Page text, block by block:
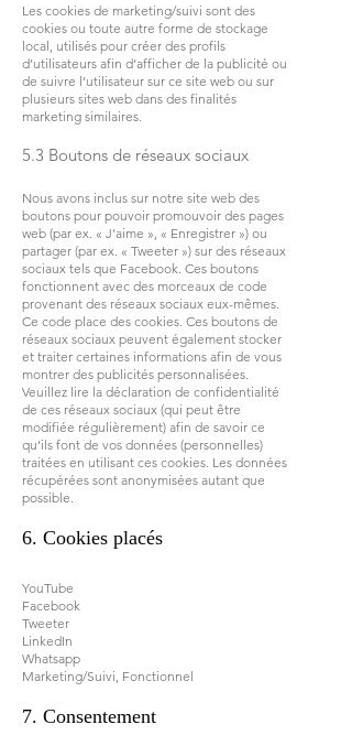
Les cookies de marketing/suivi sont des
cookies ou toute autre forme de stockage
local, utilisés pour créer des profils
d’utilisateurs afin d’afficher de la publicité ou
de suivre l’utilisateur sur ce site web ou sur
plusieurs sites web dans des finalités
marketing similaires.
5.3 Boutons de réseaux sociaux
Nous avons inclus sur notre site web des
boutons pour pouvoir promouvoir des pages
web (par ex. « J’aime », « Enregistrer ») ou
partager (par ex. « Tweeter ») sur des réseaux
sociaux tels que Facebook. Ces boutons
fonctionnent avec des morceaux de code
provenant des réseaux sociaux eux-mêmes.
Ce code place des cookies. Ces boutons de
réseaux sociaux peuvent également stocker
et traiter certaines informations afin de vous
montrer des publicités personnalisées.
Veuillez lire la déclaration de confidentialité
de ces réseaux sociaux (qui peut être
modifiée régulièrement) afin de savoir ce
qu’ils font de vos données (personnelles)
traitées en utilisant ces cookies. Les données
récupérées sont anonymisées autant que
possible.
6. Cookies placés
YouTube
Facebook
Tweeter
LinkedIn
Whatsapp
Marketing/Suivi, Fonctionnel
7. Consentement